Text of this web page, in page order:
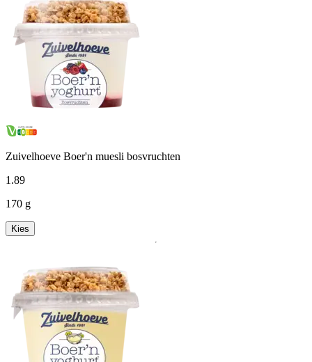
Zuivelhoeve Boer'n muesli bosvruchten
1 .89
170 g
Kies